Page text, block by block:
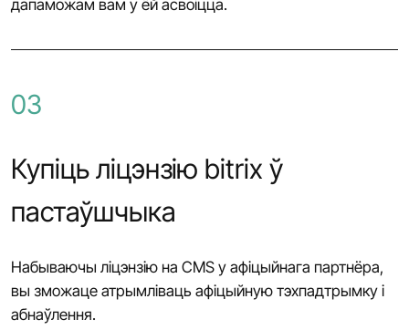
дапаможам вам у ёй асвоіцца.
03
Купіць ліцэнзію bitrix ў
пастаўшчыка
Набываючы ліцэнзію на CMS у афіцыйнага партнёра,
вы зможаце атрымліваць афіцыйную тэхпадтрымку і
абнаўлення.